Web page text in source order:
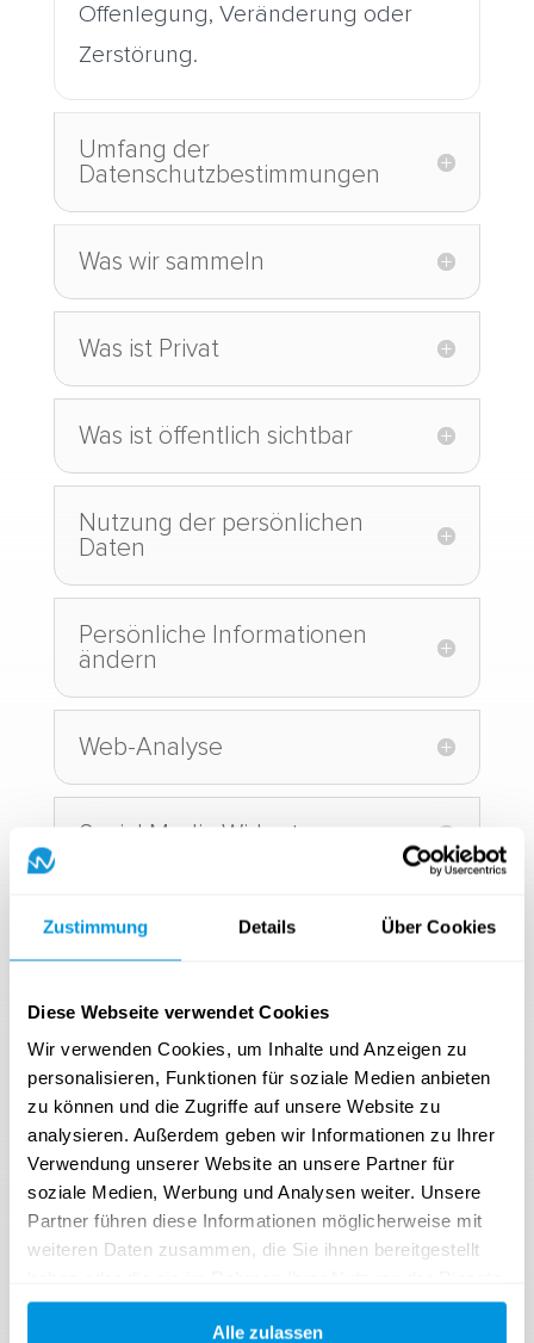
Zustimmung Details Über Cookies
Diese Webseite verwendet Cookies
Wir verwenden Cookies, um Inhalte und Anzeigen zu
personalisieren, Funktionen für soziale Medien anbieten
zu können und die Zugriffe auf unsere Website zu
analysieren. Außerdem geben wir Informationen zu Ihrer
Verwendung unserer Website an unsere Partner für
soziale Medien, Werbung und Analysen weiter. Unsere
Partner führen diese Informationen möglicherweise mit
weiteren Daten zusammen, die Sie ihnen bereitgestellt
gesammelt haben.
Alle zulassen
Offenlegung, Veränderung oder
Zerstörung.
Umfang der
Datenschutzbestimmungen
Was wir sammeln
Was ist Privat
Was ist öffentlich sichtbar
Nutzung der persönlichen
Daten
Persönliche Informationen
ändern
Web-Analyse
Social Media Widgets
Neuer Inhaber
Datenstandort
Weitere Informationen